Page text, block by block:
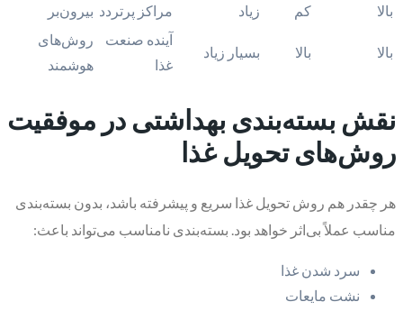
بالا کم زیاد مراکز پرتردد بیرون‌بر
بالا بالا بسیار زیاد
آینده صنعت
غذا
روش‌های
هوشمند
نقش بسته‌بندی بهداشتی در موفقیت
روش‌های تحویل غذا
هر چقدر هم روش تحویل غذا سریع و پیشرفته باشد، بدون بسته‌بندی
مناسب عملاً بی‌اثر خواهد بود. بسته‌بندی نامناسب می‌تواند باعث:
سرد شدن غذا
نشت مایعات